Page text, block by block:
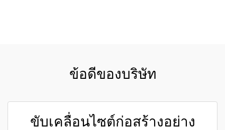
ข้อดีของบริษัท
ขับเคลื่อนไซต์ก่อสร้างอย่าง